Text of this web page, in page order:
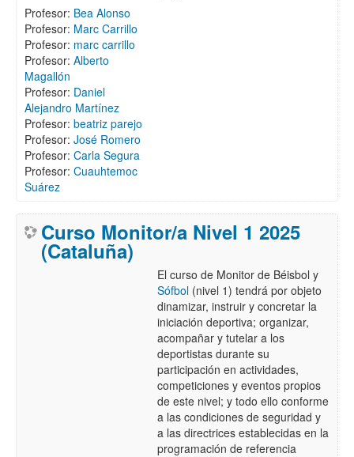
Profesor: Bea Alonso
Profesor: Marc Carrillo
Profesor: marc carrillo
Profesor: Alberto
Magallón
Profesor: Daniel
Alejandro Martínez
Profesor: beatriz parejo
Profesor: José Romero
Profesor: Carla Segura
Profesor: Cuauhtemoc
Suárez
Curso Monitor/a Nivel 1 2025
(Cataluña)
El curso de Monitor de Béisbol y
Sófbol (nivel 1) tendrá por objeto
dinamizar, instruir y concretar la
iniciación deportiva; organizar,
acompañar y tutelar a los
deportistas durante su
participación en actividades,
competiciones y eventos propios
de este nivel; y todo ello conforme
a las condiciones de seguridad y
a las directrices establecidas en la
programación de referencia